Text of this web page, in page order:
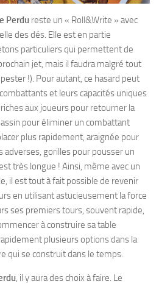
Perdu reste un « Roll&Write » avec
des dés. Elle est en partie
particuliers qui permettent de
jet, mais il faudra malgré tout
!). Pour autant, ce hasard peut
et leurs capacités uniques
aux joueurs pour retourner la
pour éliminer un combattant
plus rapidement, araignée pour
gorilles pour pousser un
très longue ! Ainsi, même avec un
il est tout à fait possible de revenir
en utilisant astucieusement la force
ses premiers tours, souvent rapide,
à construire sa table
plusieurs options dans la
qui se construit dans le temps.
, il y aura des choix à faire. Le